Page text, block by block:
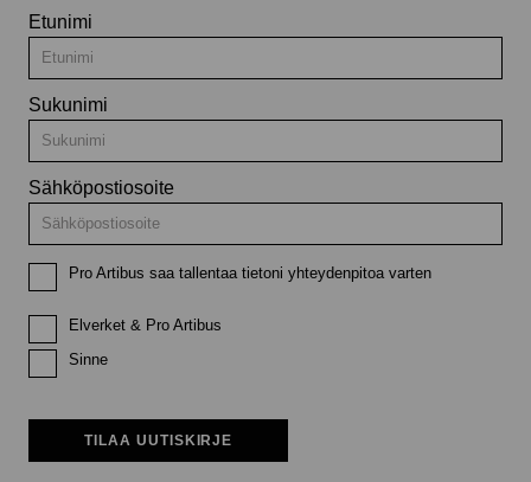
Etunimi
Sukunimi
Sähköpostiosoite
Pro Artibus saa tallentaa tietoni yhteydenpitoa varten
Elverket & Pro Artibus
Sinne
TILAA UUTISKIRJE